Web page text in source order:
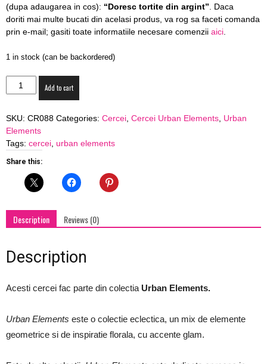
(dupa adaugarea in cos): “Doresc tortite din argint” . Daca
doriti mai multe bucati din acelasi produs, va rog sa faceti comanda
prin e-mail; gasiti toate informatiile necesare comenzii aici
1 in stock (can be backordered)
Cercei
Urban
"Duality"
-
piele
naturala
Add to cart
SKU: CR088 Categories: Cercei Cercei Urban Elements Urban
Elements
Tags: cercei urban elements
Share this:
Description Reviews (0)
Description
Acesti cercei fac parte din colectia Urban Elements.
Urban Elements este o colectie eclectica, un mix de elemente
geometrice si de inspiratie florala, cu accente glam.